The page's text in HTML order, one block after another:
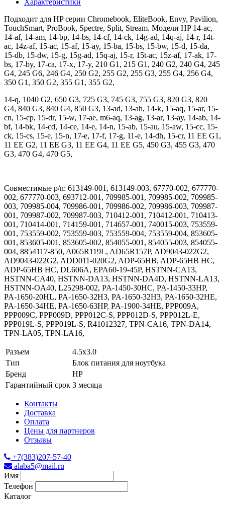
Подходит для HP серии Chromebook, EliteBook, Envy, Pavilion,
TouchSmart, ProBook, Spectre, Split, Stream. Модели HP 14-ac,
14-af, 14-am, 14-bp, 14-bs, 14-cf, 14-ck, 14g-ad, 14q-aj, 14-r, 14t-
ac, 14z-af, 15-ac, 15-af, 15-ay, 15-ba, 15-bs, 15-bw, 15-d, 15-da,
15-db, 15-dw, 15-g, 15g-ad, 15q-aj, 15-r, 15t-ac, 15z-af, 17-ak, 17-
bs, 17-by, 17-ca, 17-x, 17-y, 210 G1, 215 G1, 240 G2, 240 G4, 245
G4, 245 G6, 246 G4, 250 G2, 255 G2, 255 G3, 255 G4, 256 G4,
350 G1, 350 G2, 355 G1, 355 G2,
14-q, 1040 G2, 650 G3, 725 G3, 745 G3, 755 G3, 820 G3, 820
G4, 840 G3, 840 G4, 850 G3, 13-ad, 13-ah, 14-k, 15-aq, 15-ar, 15-
cn, 15-cp, 15-dr, 15-w, 17-ae, m6-aq, 13-ag, 13-ar, 13-ay, 14-ab, 14-
bf, 14-bk, 14-cd, 14-ce, 14-e, 14-n, 15-ab, 15-au, 15-aw, 15-cc, 15-
ck, 15-cs, 15-e, 15-n, 17-e, 17-f, 17-g, 11-e, 14-dh, 15-cr, 11 EE G1,
11 EE G2, 11 EE G3, 11 EE G4, 11 EE G5, 450 G3, 455 G3, 470
G3, 470 G4, 470 G5,
Совместимые p/n: 613149-001, 613149-003, 67770-002, 677770-
002, 677770-003, 693712-001, 709985-001, 709985-002, 709985-
003, 709985-004, 709986-001, 709986-002, 709986-003, 709987-
001, 709987-002, 709987-003, 710412-001, 710412-001, 710413-
001, 710414-001, 714159-001, 714657-001, 740015-003, 753559-
001, 753559-002, 753559-003, 753559-004, 753559-004, 853605-
001, 853605-001, 853605-002, 854055-001, 854055-003, 854055-
004, 8854117-850, A065R119L, AD65R157P, AD9043-022G2,
AD9043-022G2, ADD011-020G2, ADP-65HB, ADP-65HB HC,
ADP-65HB HC, DL606A, EPA60-19-45P, HSTNN-CA13,
HSTNN-CA40, HSTNN-DA13, HSTNN-DA4D, HSTNN-LA13,
HSTNN-OA40, L25298-002, PA-1450-30HC, PA-1450-33HP,
PA-1650-20HL, PA-1650-32H3, PA-1650-32H3, PA-1650-32HE,
PA-1650-34HE, PA-1650-63HP, PA-1900-34HE, PPP009A,
PPP009C, PPP009D, PPP012C-S, PPP012D-S, PPP012L-E,
PPP019L-S, PPP019L-S, R41012327, TPN-CA16, TPN-DA14,
TPN-LA05, TPN-LA16,
Разъем
4.5x3.0
Тип
Блок питания для ноутбука
Бренд
HP
Гарантийный срок 3 месяца
Контакты
Доставка
Оплата
Цены для партнеров
Отзывы
+7(383)207-57-40
alaba5@mail.ru
Имя
Телефон
Каталог